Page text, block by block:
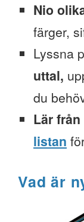
Nio
färger,
Lyssna
uttal,
du
Lär
listan
Vad är